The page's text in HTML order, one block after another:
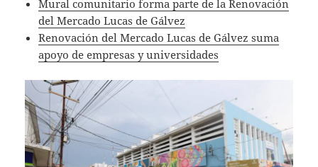
Mural comunitario forma parte de la Renovación
del Mercado Lucas de Gálvez
Renovación del Mercado Lucas de Gálvez suma
apoyo de empresas y universidades